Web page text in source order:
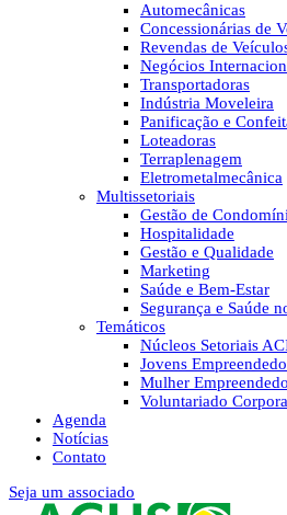
Automecânicas
Concessionárias de
Revendas de
Negócios
Transportadoras
Indústria Moveleira
Panificação e
Loteadoras
Terraplenagem
Eletrometalmecânica
Multissetoriais
Gestão de
Hospitalidade
Gestão e Qualidade
Marketing
Saúde e Bem-Estar
Segurança e Saúde
Temáticos
Núcleos Setoriais
Jovens
Mulher
Voluntariado
Agenda
Notícias
Contato
Seja um associado